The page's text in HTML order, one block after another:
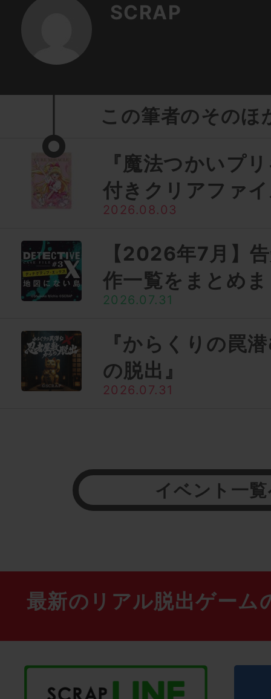
SCRAP
この筆者のそのほ
『魔法つかいプ
付きクリアファ
2026.08.03
【2026年7月】
作一覧をまとめ
2026.07.31
『からくりの罠
の脱出』
2026.07.31
イベント一
最新のリアル脱出ゲーム